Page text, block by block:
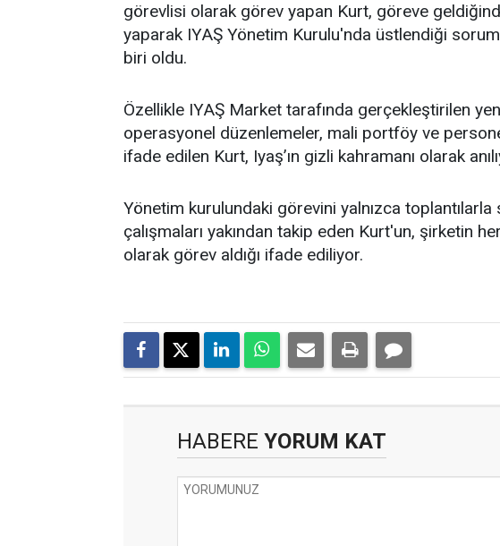
görevlisi olarak görev yapan Kurt, göreve
yaparak IYAŞ Yönetim Kurulu'nda üstlendiği
biri oldu.
Özellikle IYAŞ Market tarafında gerçekleştirilen
operasyonel düzenlemeler, mali portföy ve
ifade edilen Kurt, Iyaş’ın gizli kahramanı olarak
Yönetim kurulundaki görevini yalnızca toplantılarla
çalışmaları yakından takip eden Kurt'un, şirketin
olarak görev aldığı ifade ediliyor.
HABERE YORUM KAT